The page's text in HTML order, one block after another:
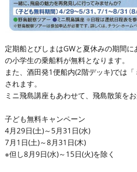
定期船とびしまはGWと夏休みの期間
の小学生の乗船料が無料となります。
また、酒田発1便船内(2階デッキ)では
されます。
ミニ飛島講座もあわせて、飛島散策をお
子ども無料キャンペーン
4月29日(土)～5月31日(水)
7月1日(土)～8月31日(木)
※但し8月9日(水)～15日(火)を除く